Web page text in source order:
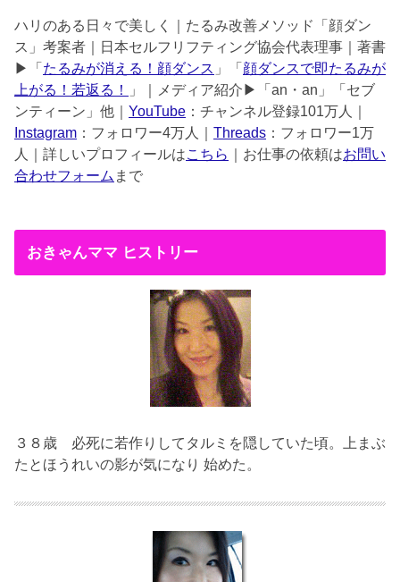
ハリのある日々で美しく｜たるみ改善メソッド「顔ダン
ス」考案者｜日本セルフリフティング協会代表理事｜著書
▶︎「 たるみが消える！顔ダンス 」「 顔ダンスで即たるみが
上がる！若返る！
」｜メディア紹介▶︎「an・an」「セブ
ンティーン」他｜ YouTube ：チャンネル登録101万人｜
Instagram ：フォロワー4万人｜ Threads ：フォロワー1万
人｜詳しいプロフィールはこちら ｜お仕事の依頼はお問い
合わせフォーム まで
おきゃんママ ヒストリー
３８歳 必死に若作りしてタルミを隠していた頃。上まぶ
たとほうれいの影が気になり 始めた。